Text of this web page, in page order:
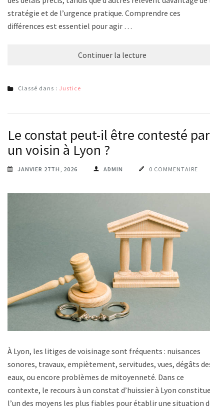
stratégie et de l’urgence pratique. Comprendre ces
différences est essentiel pour agir …
Continuer la lecture
Classé dans : Justice
Le constat peut-il être contesté par
un voisin à Lyon ?
JANVIER 27TH, 2026 ADMIN 0 COMMENTAIRE
À Lyon, les litiges de voisinage sont fréquents : nuisances
sonores, travaux, empiètement, servitudes, vues, dégâts des
eaux, ou encore problèmes de mitoyenneté. Dans ce
contexte, le recours à un constat d’huissier à Lyon constitue
l’un des moyens les plus fiables pour établir une situation de